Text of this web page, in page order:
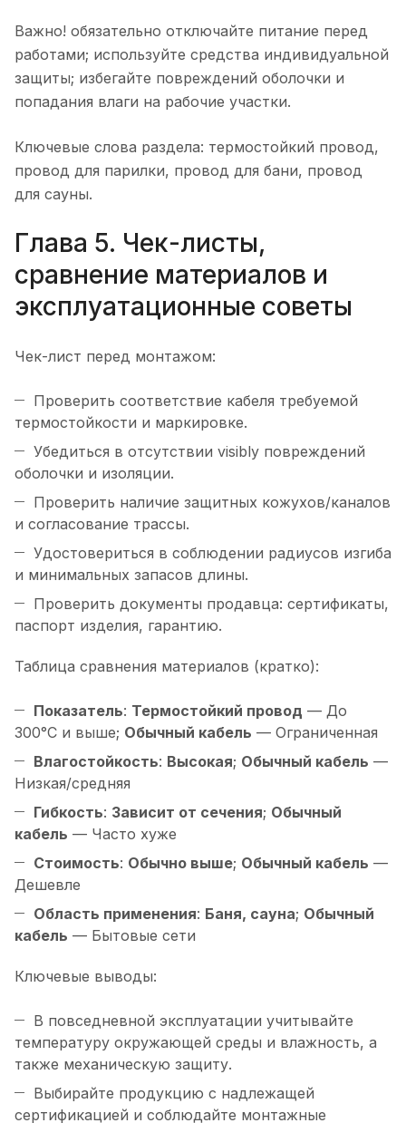
Важно! обязательно отключайте питание перед
работами; используйте средства индивидуальной
защиты; избегайте повреждений оболочки и
попадания влаги на рабочие участки.
Ключевые слова раздела: термостойкий провод,
провод для парилки, провод для бани, провод
для сауны.
Глава 5. Чек-листы,
сравнение материалов и
эксплуатационные советы
Чек-лист перед монтажом:
Проверить соответствие кабеля требуемой
термостойкости и маркировке.
Убедиться в отсутствии visibly повреждений
оболочки и изоляции.
Проверить наличие защитных кожухов/каналов
и согласование трассы.
Удостовериться в соблюдении радиусов изгиба
и минимальных запасов длины.
Проверить документы продавца: сертификаты,
паспорт изделия, гарантию.
Таблица сравнения материалов (кратко):
Показатель: Термостойкий провод — До
300°C и выше; Обычный кабель — Ограниченная
Влагостойкость: Высокая; Обычный кабель —
Низкая/средняя
Гибкость: Зависит от сечения; Обычный
кабель — Часто хуже
Стоимость: Обычно выше; Обычный кабель —
Дешевле
Область применения: Баня, сауна; Обычный
кабель — Бытовые сети
Ключевые выводы:
В повседневной эксплуатации учитывайте
температуру окружающей среды и влажность, а
также механическую защиту.
Выбирайте продукцию с надлежащей
сертификацией и соблюдайте монтажные